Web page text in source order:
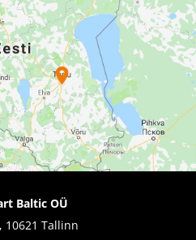
Baltic OÜ
10621 Tallinn